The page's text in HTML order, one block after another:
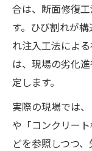
合は、断面修復
す。ひび割れが
れ注入工法によ
は、現場の劣化
定します。
実際の現場では
や「コンクリー
どを参照しつつ